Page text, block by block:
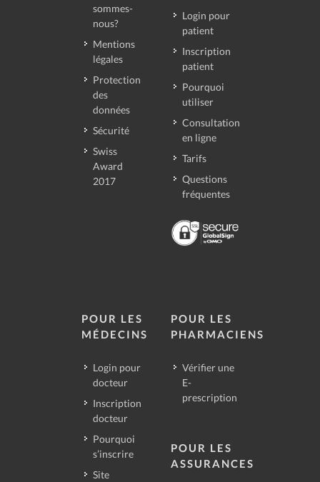
sommes-
nous?
Mentions
légales
Protection
des
données
Sécurité
Swiss
Award
2017
Login pour
patient
Inscription
patient
Pourquoi
utiliser
Consultation
en ligne
Tarifs
Questions
fréquentes
POUR LES
MÉDECINS
Login pour
docteur
Inscription
docteur
Pourquoi
s’inscrire
Site
POUR LES
PHARMACIENS
Vérifier une
E-
prescription
POUR LES
ASSURANCES